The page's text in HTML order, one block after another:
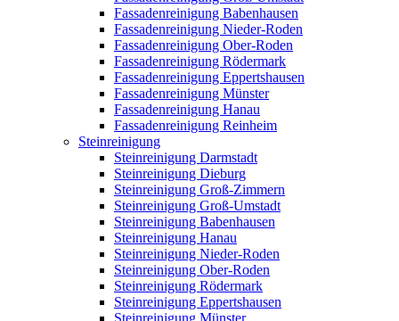
Fassadenreinigung Babenhausen
Fassadenreinigung Nieder-Roden
Fassadenreinigung Ober-Roden
Fassadenreinigung Rödermark
Fassadenreinigung Eppertshausen
Fassadenreinigung Münster
Fassadenreinigung Hanau
Fassadenreinigung Reinheim
Steinreinigung
Steinreinigung Darmstadt
Steinreinigung Dieburg
Steinreinigung Groß-Zimmern
Steinreinigung Groß-Umstadt
Steinreinigung Babenhausen
Steinreinigung Hanau
Steinreinigung Nieder-Roden
Steinreinigung Ober-Roden
Steinreinigung Rödermark
Steinreinigung Eppertshausen
Steinreinigung Münster